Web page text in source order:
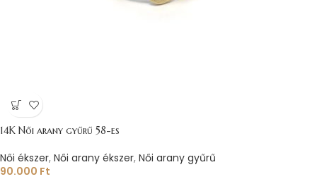
14K Női arany gyűrű 58-es
Női ékszer, Női arany ékszer, Női arany gyűrű
90.000 Ft